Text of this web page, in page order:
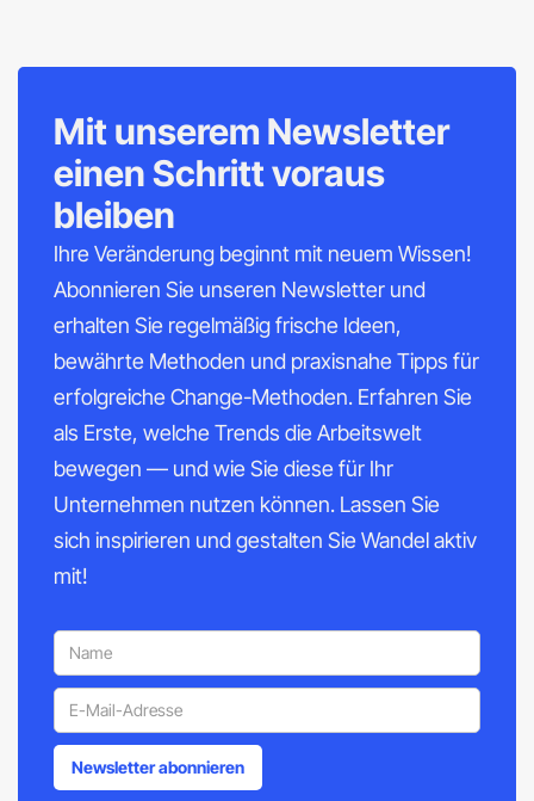
Mit unserem Newsletter
einen Schritt voraus
bleiben
Ihre Veränderung beginnt mit neuem Wissen!
Abonnieren Sie unseren Newsletter und
erhalten Sie regelmäßig frische Ideen,
bewährte Methoden und praxisnahe Tipps für
erfolgreiche Change-Methoden. Erfahren Sie
als Erste, welche Trends die Arbeitswelt
bewegen — und wie Sie diese für Ihr
Unternehmen nutzen können. Lassen Sie
sich inspirieren und gestalten Sie Wandel aktiv
mit!